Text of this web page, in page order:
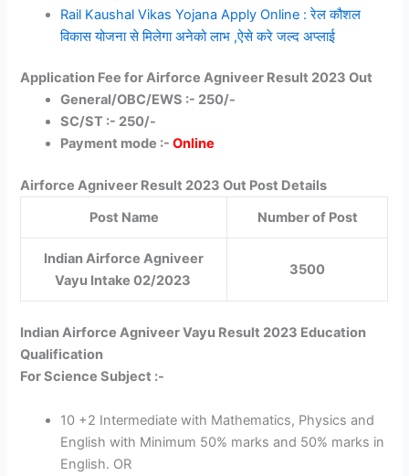
Rail Kaushal Vikas Yojana Apply Online : रेल कौशल
विकास योजना से मिलेगा अनेको लाभ ,ऐसे करे जल्द अप्लाई
Application Fee forAirforce Agniveer Result 2023 Out
General/OBC/EWS :- 250/-
SC/ST :- 250/-
Payment mode :-Online
Airforce Agniveer Result 2023 Out Post Details
Post Name
Number of Post
Indian Airforce Agniveer
Vayu Intake 02/2023
3500
Indian Airforce Agniveer Vayu Result 2023 Education
Qualification
For Science Subject :-
10 +2 Intermediate with Mathematics, Physics and
English with Minimum 50% marks and 50% marks in
English. OR